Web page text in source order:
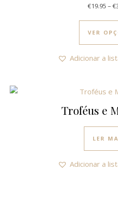
€19.95 – €
VER
Adicionar a
Troféus e
LER
Adicionar a